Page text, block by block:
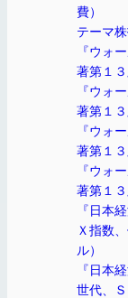
費）
テーマ
『ウォ
著第１
『ウォ
著第１
『ウォ
著第１
『ウォ
著第１
『日本
Ｘ指数
ル）
『日本
世代、